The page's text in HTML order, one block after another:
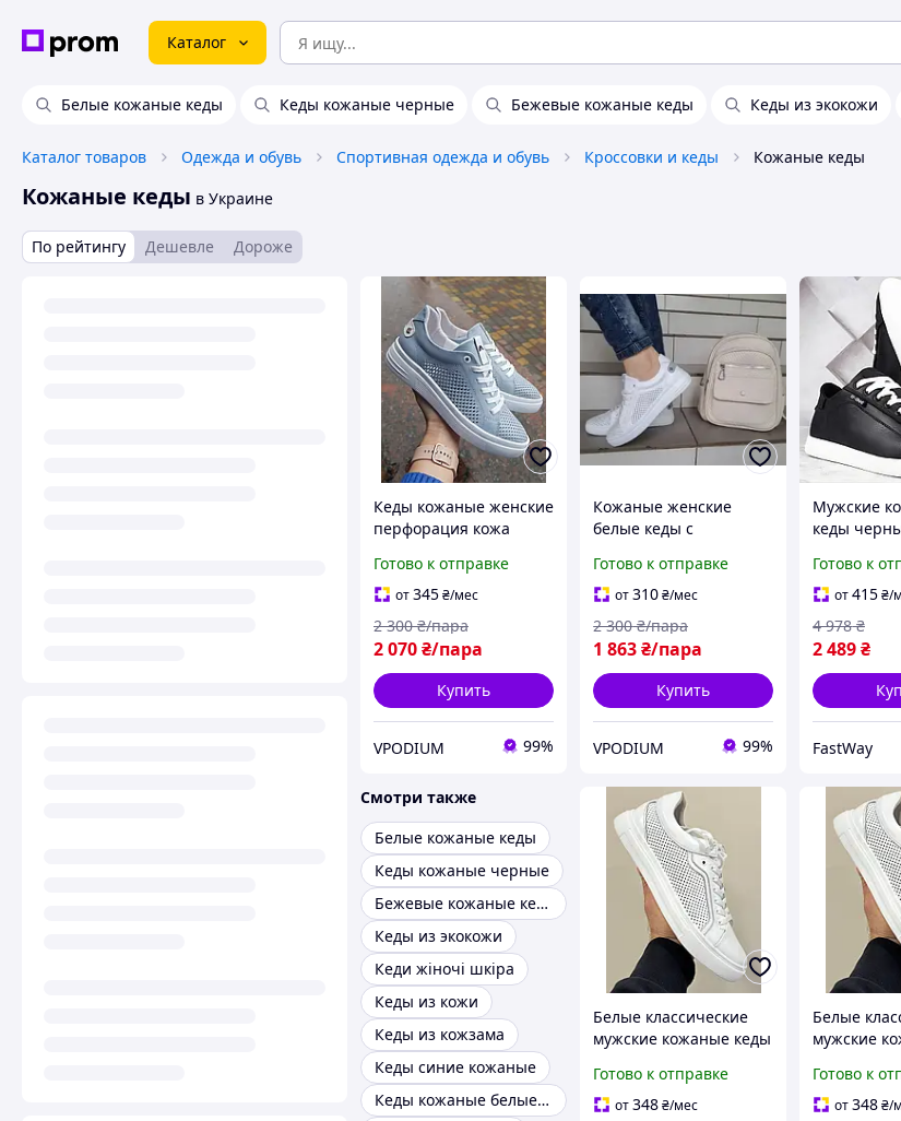
Каталог
Белые кожаные кеды Кеды кожаные черные Бежевые кожаные кеды Кеды из экокожи
Каталог товаров Одежда и обувь Спортивная одежда и обувь Кроссовки и кеды Кожаные кеды
Кожаные кеды в Украине
По рейтингу Дешевле Дороже
Кеды кожаные женские
перфорация кожа
качество
Готово к отправке
от345₴/мес
2 070₴/пара
2 300 ₴/пара
Купить
VPODIUM 99%
Кожаные женские
белые кеды с
Готово к отправке
от310₴/мес
1 863₴/пара
2 300 ₴/пара
Купить
VPODIUM 99%
Мужские
кеды
стильные
кеды
черного
Готово к
от415₴/
2 489₴
4 978 ₴
FastWay
Смотри также
Белые кожаные кеды
Кеды кожаные черные
Бежевые кожаные кеды
Кеды из экокожи
Кеди жіночі шкіра
Кеды из кожи
Кеды из кожзама
Кеды синие кожаные
Кеды кожаные белые без подкладки
Белые классические
мужские кожаные кеды
Готово к отправке
от348₴/мес
Белые
мужские
Готово к
от348₴/